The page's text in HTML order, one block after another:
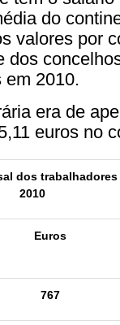
do
valores por
dos
em 2010.
era de
euros no
dos
2010
Euros
767